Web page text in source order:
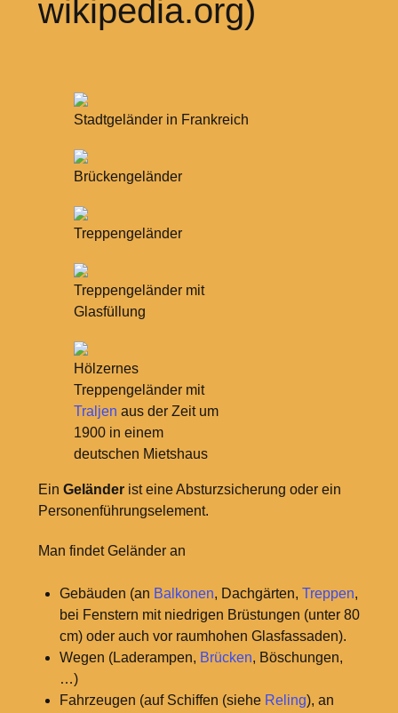
wikipedia.org)
Stadtgeländer in Frankreich
Brückengeländer
Treppengeländer
Treppengeländer mit
Glasfüllung
Hölzernes
Treppengeländer mit
Traljen aus der Zeit um
1900 in einem
deutschen Mietshaus
Ein Geländerist eine Absturzsicherung oder ein
Personenführungselement.
Man findet Geländer an
Gebäuden (an Balkonen, Dachgärten, Treppen,
bei Fenstern mit niedrigen Brüstungen (unter 80
cm) oder auch vor raumhohen Glasfassaden).
Wegen (Laderampen, Brücken, Böschungen,
…)
Fahrzeugen (auf Schiffen (siehe Reling), an